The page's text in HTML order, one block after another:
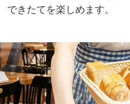
できたてを楽しめます。